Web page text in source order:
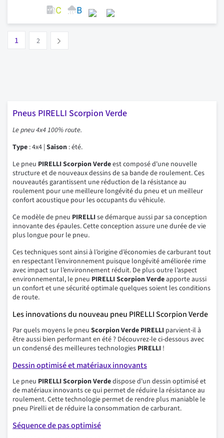
Vous lisez actuellement la page
1 2
Pneus PIRELLI Scorpion Verde
Le pneu 4x4 100% route.
Type : 4x4 | Saison : été.
Le pneu PIRELLI Scorpion Verdeest composé d'une nouvelle
structure et de nouveaux dessins de sa bande de roulement. Ces
nouveautés garantissent une réduction de la résistance au
roulement pour une meilleure longévité du pneu et un meilleur
confort acoustique pour les occupants du véhicule.
Ce modèle de pneu PIRELLIse démarque aussi par sa conception
innovante des épaules. Cette conception assure une durée de vie
plus longue pour le pneu.
Ces techniques sont ainsi à l’origine d’économies de carburant tout
en respectant l’environnement puisque longévité améliorée rime
avec impact sur l’environnement réduit. De plus outre l’aspect
environnemental, le pneu PIRELLI Scorpion Verdeapporte aussi
un confort et une sécurité optimale quelques soient les conditions
de route.
Les innovations du nouveau pneu PIRELLI Scorpion Verde
Par quels moyens le pneu Scorpion Verde PIRELLI parvient-il à
être aussi bien performant en été ? Découvrez-le ci-dessous avec
un condensé des meilleures technologies PIRELLI !
Dessin optimisé et matériaux innovants
Le pneu PIRELLI Scorpion Verdedispose d'un dessin optimisé et
de matériaux innovants ce qui permet de réduire la résistance au
roulement. Cette technologie permet de rendre plus maniable le
pneu Pirelli et de réduire la consommation de carburant.
Séquence de pas optimisé